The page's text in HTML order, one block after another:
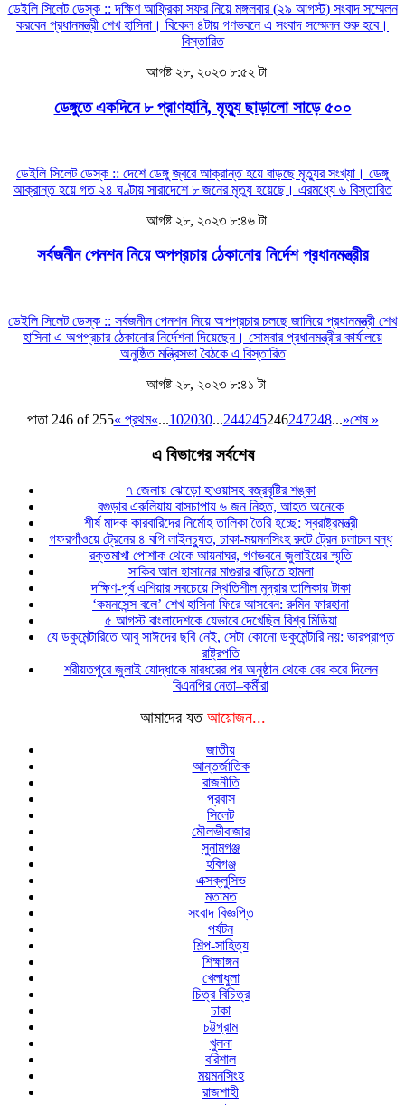
ডেইলি সিলেট ডেস্ক :: দক্ষিণ আফ্রিকা সফর নিয়ে মঙ্গলবার (২৯ আগস্ট) সংবাদ সম্মেলন
করবেন প্রধানমন্ত্রী শেখ হাসিনা। বিকেল ৪টায় গণভবনে এ সংবাদ সম্মেলন শুরু হবে।
বিস্তারিত
আগষ্ট ২৮, ২০২৩ ৮:৫২ টা
ডেঙ্গুতে একদিনে ৮ প্রাণহানি, মৃত্যু ছাড়ালো সাড়ে ৫০০
ডেইলি সিলেট ডেস্ক :: দেশে ডেঙ্গু জ্বরে আক্রান্ত হয়ে বাড়ছে মৃত্যুর সংখ্যা। ডেঙ্গু
আক্রান্ত হয়ে গত ২৪ ঘণ্টায় সারাদেশে ৮ জনের মৃত্যু হয়েছে। এরমধ্যে ৬ বিস্তারিত
আগষ্ট ২৮, ২০২৩ ৮:৪৬ টা
সর্বজনীন পেনশন নিয়ে অপপ্রচার ঠেকানোর নির্দেশ প্রধানমন্ত্রীর
ডেইলি সিলেট ডেস্ক :: সর্বজনীন পেনশন নিয়ে অপপ্রচার চলছে জানিয়ে প্রধানমন্ত্রী শেখ
হাসিনা এ অপপ্রচার ঠেকানোর নির্দেশনা দিয়েছেন। সোমবার প্রধানমন্ত্রীর কার্যালয়ে
অনুষ্ঠিত মন্ত্রিসভা বৈঠকে এ বিস্তারিত
আগষ্ট ২৮, ২০২৩ ৮:৪১ টা
পাতা 246 of 255« প্রথম«...102030...244245246247248...»শেষ »
এ বিভাগের সর্বশেষ
৭ জেলায় ঝোড়ো হাওয়াসহ বজ্রবৃষ্টির শঙ্কা
বগুড়ার এরুলিয়ায় বাসচাপায় ৬ জন নিহত, আহত অনেকে
শীর্ষ মাদক কারবারিদের নির্মোহ তালিকা তৈরি হচ্ছে: স্বরাষ্ট্রমন্ত্রী
গফরগাঁওয়ে ট্রেনের ৪ বগি লাইনচ্যুত, ঢাকা-ময়মনসিংহ রুটে ট্রেন চলাচল বন্ধ
রক্তমাখা পোশাক থেকে আয়নাঘর, গণভবনে জুলাইয়ের স্মৃতি
সাকিব আল হাসানের মাগুরার বাড়িতে হামলা
দক্ষিণ-পূর্ব এশিয়ার সবচেয়ে স্থিতিশীল মুদ্রার তালিকায় টাকা
‘কমনসেন্স বলে’ শেখ হাসিনা ফিরে আসবেন: রুমিন ফারহানা
৫ আগস্ট বাংলাদেশকে যেভাবে দেখেছিল বিশ্ব মিডিয়া
যে ডকুমেন্টারিতে আবু সাঈদের ছবি নেই, সেটা কোনো ডকুমেন্টারি নয়: ভারপ্রাপ্ত
রাষ্ট্রপতি
শরীয়তপুরে জুলাই যোদ্ধাকে মারধরের পর অনুষ্ঠান থেকে বের করে দিলেন
বিএনপির নেতা–কর্মীরা
আমাদের যত আয়োজন...
জাতীয়
আন্তর্জাতিক
রাজনীতি
প্রবাস
সিলেট
মৌলভীবাজার
সুনামগঞ্জ
হবিগঞ্জ
এক্সক্লুসিভ
মতামত
সংবাদ বিজ্ঞপ্তি
পর্যটন
শিল্প-সাহিত্য
শিক্ষাঙ্গন
খেলাধুলা
চিত্র বিচিত্র
ঢাকা
চট্টগ্রাম
খুলনা
বরিশাল
ময়মনসিংহ
রাজশাহী